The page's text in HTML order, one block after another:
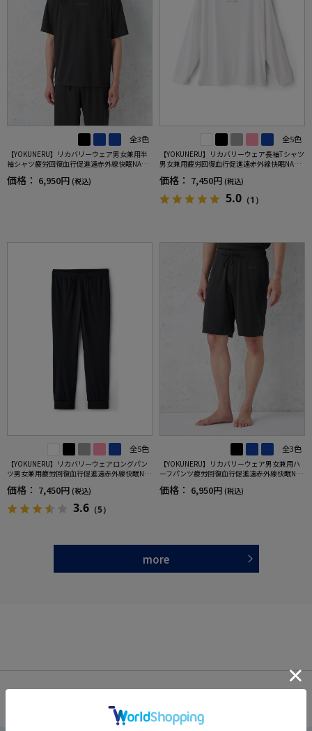
全3色
【YOKUNERU】リカバリーウェア男女兼用半
袖シャツ疲労回復血行促進遠赤外線快眠NANO
MIX(R)【一般医療機器】SS～LLサイズ
価格： 6,950円 (税込)
全5色
【YOKUNERU】リカバリーウェア長袖Tシャツ
男女兼用疲労回復血行促進遠赤外線快眠NANO
MIX(R)【一般医療機器】SS～LLサイズ
価格： 7,450円 (税込)
5.0 （1）
全5色
【YOKUNERU】リカバリーウェアロングパン
ツ男女兼用疲労回復血行促進遠赤外線快眠NA
NOMIX(R)【一般医療機器】SS～LLサイズ
価格： 7,450円 (税込)
3.6 （5）
全3色
【YOKUNERU】リカバリーウェア男女兼用ハ
ーフパンツ疲労回復血行促進遠赤外線快眠NA
NOMIX(R)【一般医療機器】SS～LLサイズ
価格： 6,950円 (税込)
more